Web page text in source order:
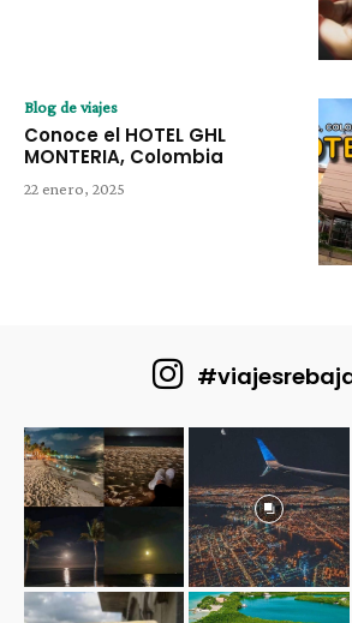
Blog de viajes
Conoce el HOTEL GHL
MONTERIA, Colombia
22 enero, 2025